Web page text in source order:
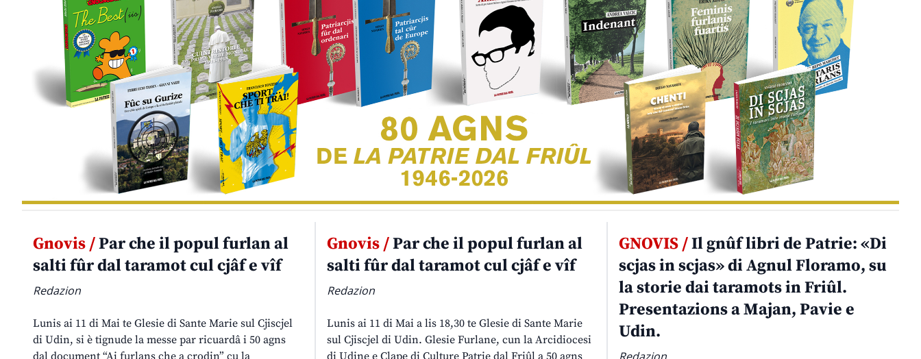
Gnovis /Par che il popul furlan al
salti fûr dal taramot cul cjâf e vîf
Redazion
Lunis ai 11 di Mai te Glesie di Sante Marie sul Cjiscjel
di Udin, si è tignude la messe par ricuardâ i 50 agns
dal document “Ai furlans che a crodin” cu la
Gnovis /Par che il popul furlan al
salti fûr dal taramot cul cjâf e vîf
Redazion
Lunis ai 11 di Mai a lis 18,30 te Glesie di Sante Marie
sul Cjiscjel di Udin. Glesie Furlane, cun la Arcidiocesi
di Udine e Clape di Culture Patrie dal Friûl a 50 agns
GNOVIS /Il gnûf libri de Patrie: «Di
scjas in scjas» di Agnul Floramo, su
la storie dai taramots in Friûl.
Presentazions a Majan, Pavie e
Udin.